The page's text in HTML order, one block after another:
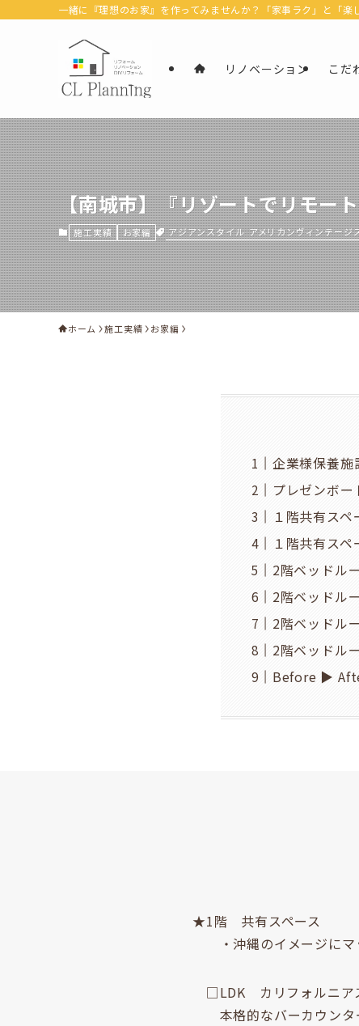
一緒に『理想のお家』を作ってみませんか？「家事ラク」と「
リノベーション こだ
【南城市】『リゾートでリモー
施工実績 お家編 アジアンスタイル アメリカンヴィンテージ
ホーム 施工実績 お家編
企業様保養
プレゼンボー
１階共有ス
１階共有ス
2階ベッドル
2階ベッドル
2階ベッドル
2階ベッドル
Before ▶
★1階 共有スペース
・沖縄のイメージにマ
□LDK カリフォルニア
本格的なバーカウンタ